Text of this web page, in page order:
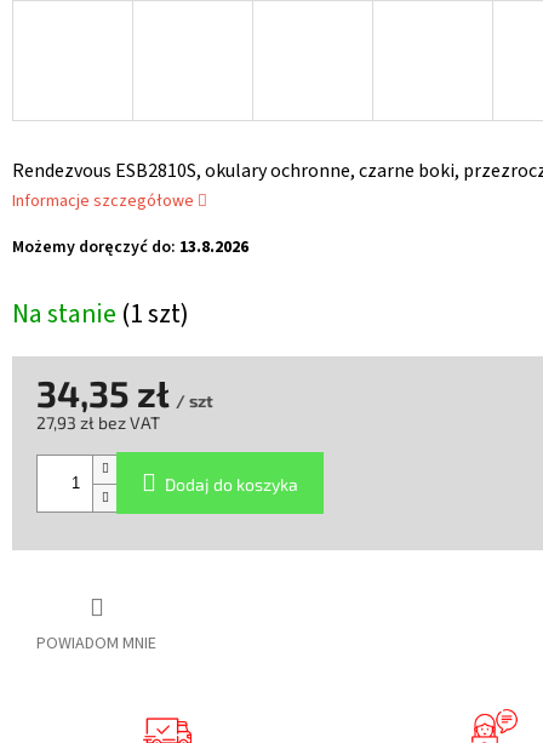
Na stanie (1 szt)
Możemy doręczyć do: 13.8.2026
Rendezvous ESB2810S, okulary ochronne, czarne boki,
Informacje szczegółowe
POWIADOM MNIE
34,35 zł / szt
27,93 zł bez VAT
jednostkowa:
Dodaj do koszyka